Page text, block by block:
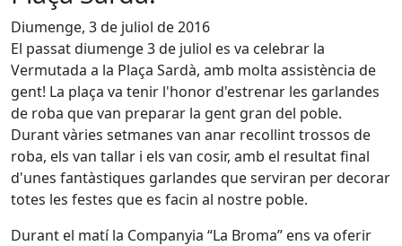
Diumenge, 3 de juliol de 2016
El passat diumenge 3 de juliol es va celebrar la
Vermutada a la Plaça Sardà, amb molta assistència de
gent! La plaça va tenir l'honor d'estrenar les garlandes
de roba que van preparar la gent gran del poble.
Durant vàries setmanes van anar recollint trossos de
roba, els van tallar i els van cosir, amb el resultat final
d'unes fantàstiques garlandes que serviran per decorar
totes les festes que es facin al nostre poble.
Durant el matí la Companyia “La Broma” ens va oferir